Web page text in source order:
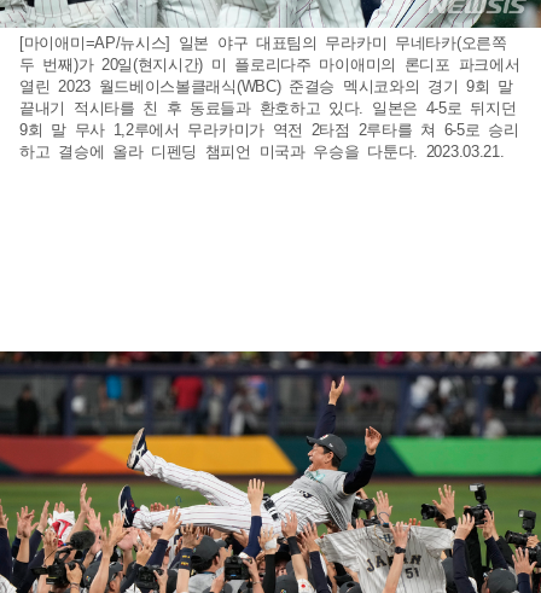
[마이애미=AP/뉴시스] 일본 야구 대표팀의 무라카미 무네타카(오른쪽
두 번째)가 20일(현지시간) 미 플로리다주 마이애미의 론디포 파크에서
열린 2023 월드베이스볼클래식(WBC) 준결승 멕시코와의 경기 9회 말
끝내기 적시타를 친 후 동료들과 환호하고 있다. 일본은 4-5로 뒤지던
9회 말 무사 1,2루에서 무라카미가 역전 2타점 2루타를 쳐 6-5로 승리
하고 결승에 올라 디펜딩 챔피언 미국과 우승을 다툰다. 2023.03.21.